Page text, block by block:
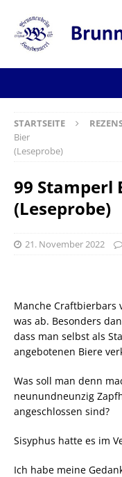
STARTSEITE
Bier
(Leseprobe)
99 Stamperl
(Leseprobe)
21. November 2022
Manche Craftbierbars
was ab. Besonders
dass man selbst als
angebotenen Biere
Was soll man denn
neunundneunzig
angeschlossen sind?
Sisyphus hatte es im
Ich habe meine